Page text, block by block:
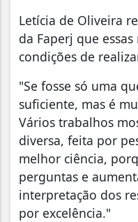
Letícia de Oliveira
da Faperj que
condições de
"Se fosse só uma
suficiente, mas é
Vários trabalhos
diversa, feita por
melhor ciência,
perguntas e
interpretação dos
por excelência."